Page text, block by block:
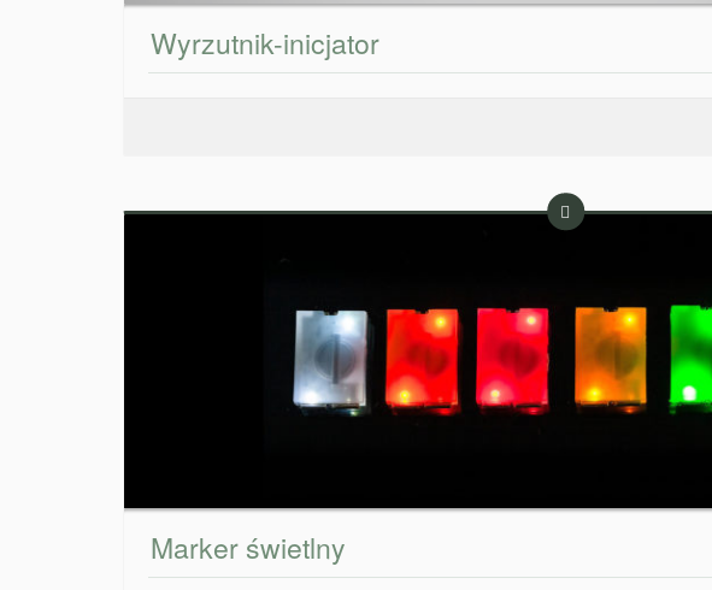
Wyrzutnik-inicjator
Marker świetlny
Wpis